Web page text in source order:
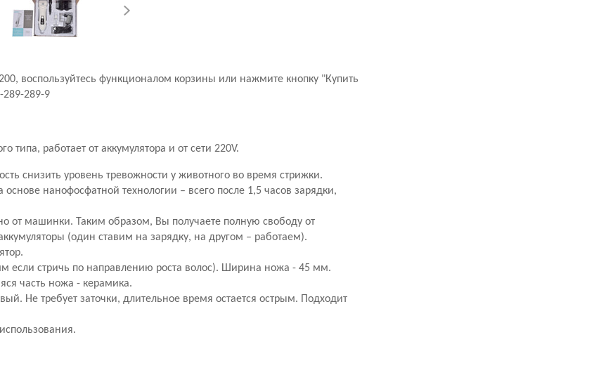
воспользуйтесь функционалом корзины или нажмите кнопку "Купить
289-289-9
работает от аккумулятора и от сети 220V.
снизить уровень тревожности у животного во время стрижки.
нанофосфатной технологии – всего после 1,5 часов зарядки,
от машинки. Таким образом, Вы получаете полную свободу от
(один ставим на зарядку, на другом – работаем).
если стричь по направлению роста волос). Ширина ножа - 45 мм.
часть ножа - керамика.
Не требует заточки, длительное время остается острым. Подходит